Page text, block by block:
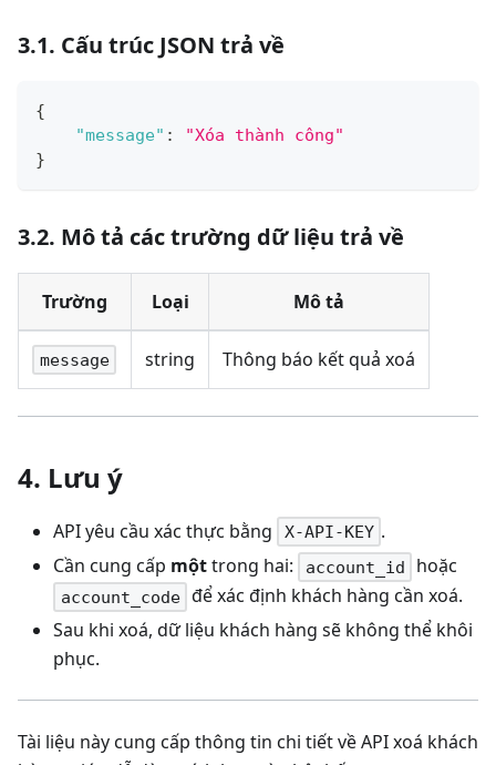
3.1. Cấu trúc JSON trả về
{
"message" :
"Xóa thành công"
}
3.2. Mô tả các trường dữ liệu trả về
Trường Loại Mô tả
message string Thông báo kết quả xoá
4. Lưu ý
API yêu cầu xác thực bằng X-API-KEY .
Cần cung cấp mộttrong hai: account_id hoặc
account_code để xác định khách hàng cần xoá.
Sau khi xoá, dữ liệu khách hàng sẽ không thể khôi
phục.
Tài liệu này cung cấp thông tin chi tiết về API xoá khách